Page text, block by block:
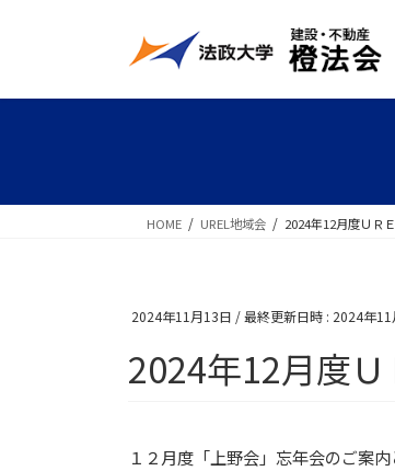
ン
ー
HOME UREL地域会 2024年12月度ＵＲ
2024年11月13日 / 最終更新日時 : 2024年11
2024年12月度
１２月度「上野会」忘年会のご案内